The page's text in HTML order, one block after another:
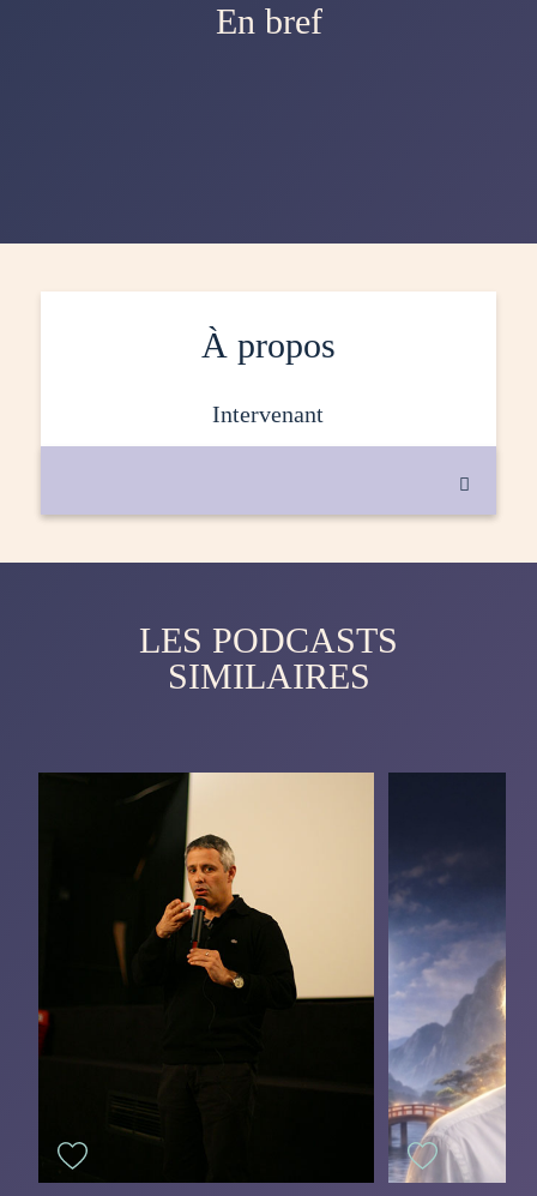
En bref
À propos
intervenant

LES PODCASTS
SIMILAIRES